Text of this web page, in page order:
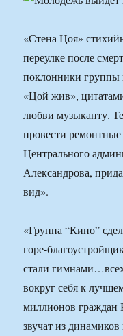
«Стена Цоя»
переулке после
поклонники группы
«Цой жив»,
любви музыканту.
провести
Центрального
Александрова,
вид».
«Группа “Кино”
горе-
стали
вокруг себя к
миллионов граждан
звучат из